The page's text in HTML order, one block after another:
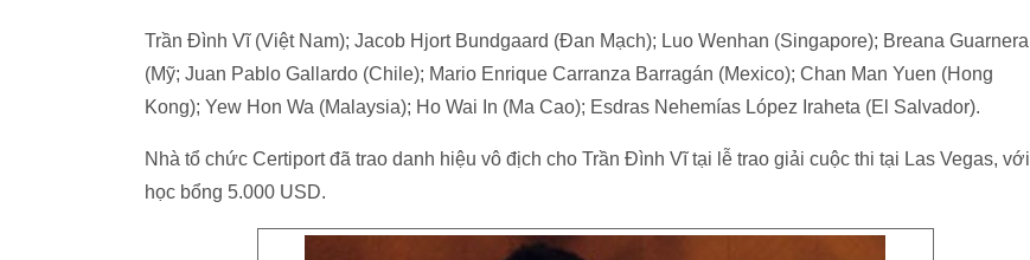
Trần Đình Vĩ (Việt Nam); Jacob Hjort Bundgaard (Đan Mạch); Luo Wenhan (Singapore); Breana Guarnera
(Mỹ; Juan Pablo Gallardo (Chile); Mario Enrique Carranza Barragán (Mexico); Chan Man Yuen (Hong
Kong); Yew Hon Wa (Malaysia); Ho Wai In (Ma Cao); Esdras Nehemías López Iraheta (El Salvador).
Nhà tổ chức Certiport đã trao danh hiệu vô địch cho Trần Đình Vĩ tại lễ trao giải cuộc thi tại Las Vegas, với
học bổng 5.000 USD.